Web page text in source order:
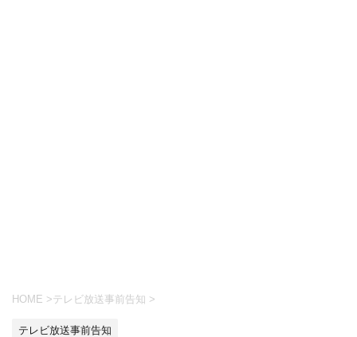
HOME >テレビ放送事前告知 >
テレビ放送事前告知